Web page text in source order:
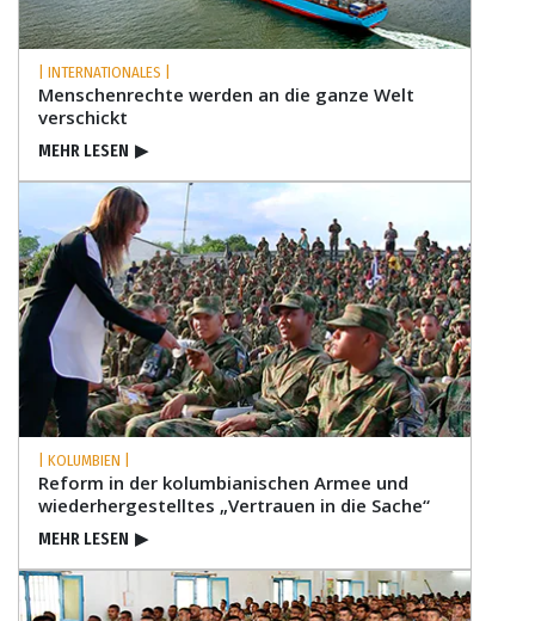
| INTERNATIONALES |
Menschenrechte werden an die ganze Welt
verschickt
MEHR LESEN ▶
| KOLUMBIEN |
Reform in der kolumbianischen Armee und
wiederhergestelltes „Vertrauen in die Sache“
MEHR LESEN ▶